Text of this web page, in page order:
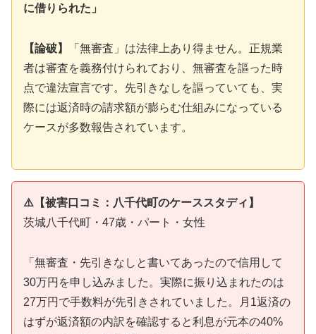
に借りられた」
【論破】
「無審査」は法律上あり得ません。正規業
者は審査を義務付けられており、無審査を謳った時
点で違法宣言です。先引きなしを謳っていても、実
際には返済時の請求額が膨らむ仕組みになっている
ケースが多数報告されています。
⚠️【被害口コミ：八千代町のケーススタディ】
茨城八千代町・47歳・パート・女性
「無審査・先引きなしと書いてあったので信用して
30万円を申し込みました。実際に振り込まれたのは
27万円で手数料が先引きされていました。月1返済の
はずが返済額の内訳を確認すると利息が元本の40%